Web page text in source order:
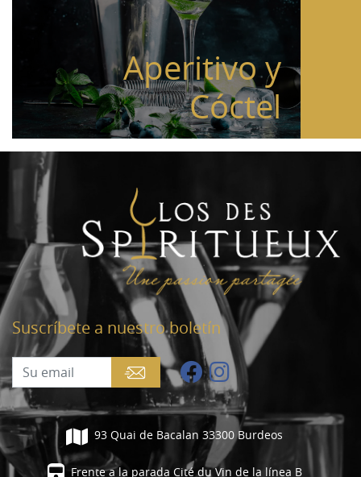
Aperitivo y
Cóctel
Suscríbete a nuestro boletín
93 Quai de Bacalan 33300 Burdeos
Frente a la parada Cité du Vin de la línea B